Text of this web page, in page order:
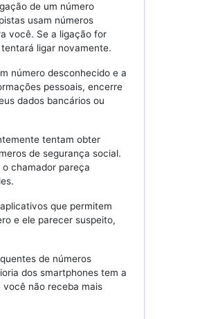
de um número
usam números
você. Se a ligação for
ligar novamente.
número desconhecido e a
pessoais, encerre
dados bancários ou
tentam obter
de segurança social.
chamador pareça
que permitem
e ele parecer suspeito,
de números
dos smartphones tem a
você não receba mais